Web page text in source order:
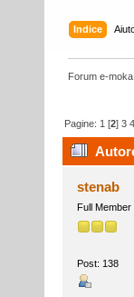
Indice
Forum e-moka
Pagine: 1 [2]3 4
stenab
Full Member
Post: 138